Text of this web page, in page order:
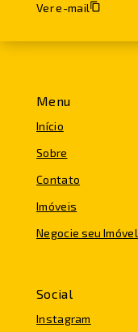
Menu
Início
Sobre
Contato
Imóveis
Negocie seu Imóvel
Social
Instagram
Ver e-mail